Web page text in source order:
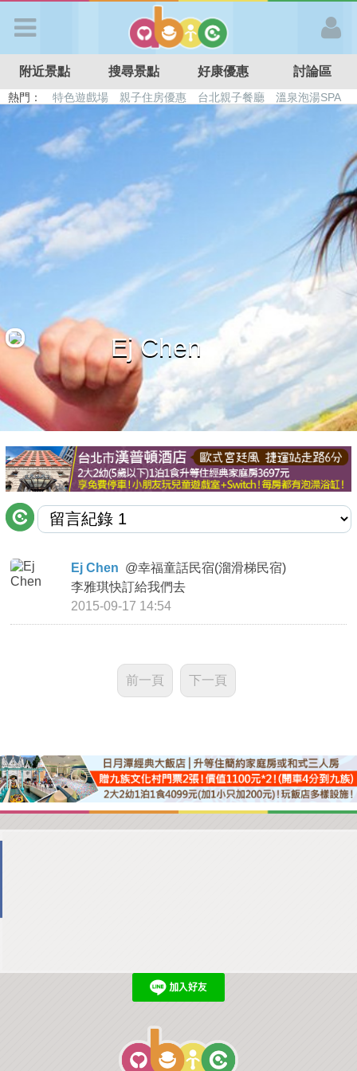
APP登入
首 頁
搜尋景點
好康優惠
最新留言
商家合作
推薦景點
討論區
聯絡我們
APP下載
附近景點 搜尋景點 好康優惠 討論區
熱門： 特色遊戲場 親子住房優惠 台北親子餐廳
溫泉泡湯SPA
溜滑梯民宿
觀光工廠 日本親子景點
Ej Chen
Ej Chen @幸福童話民宿(溜滑梯民宿)
李雅琪快訂給我們去
2015-09-17 14:54
前一頁 下一頁